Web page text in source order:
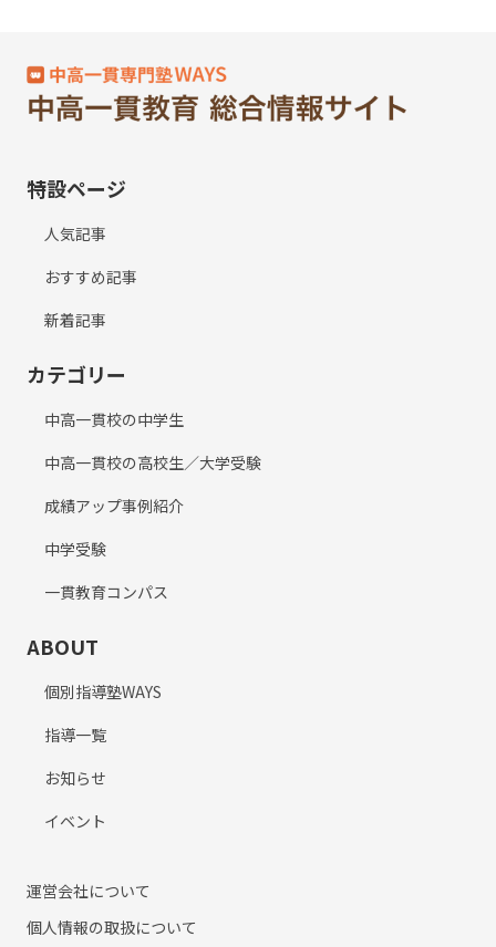
特設ページ
人気記事
おすすめ記事
新着記事
カテゴリー
中高一貫校の中学生
中高一貫校の高校生／大学受験
成績アップ事例紹介
中学受験
一貫教育コンパス
ABOUT
個別指導塾WAYS
指導一覧
お知らせ
イベント
運営会社について
個人情報の取扱について